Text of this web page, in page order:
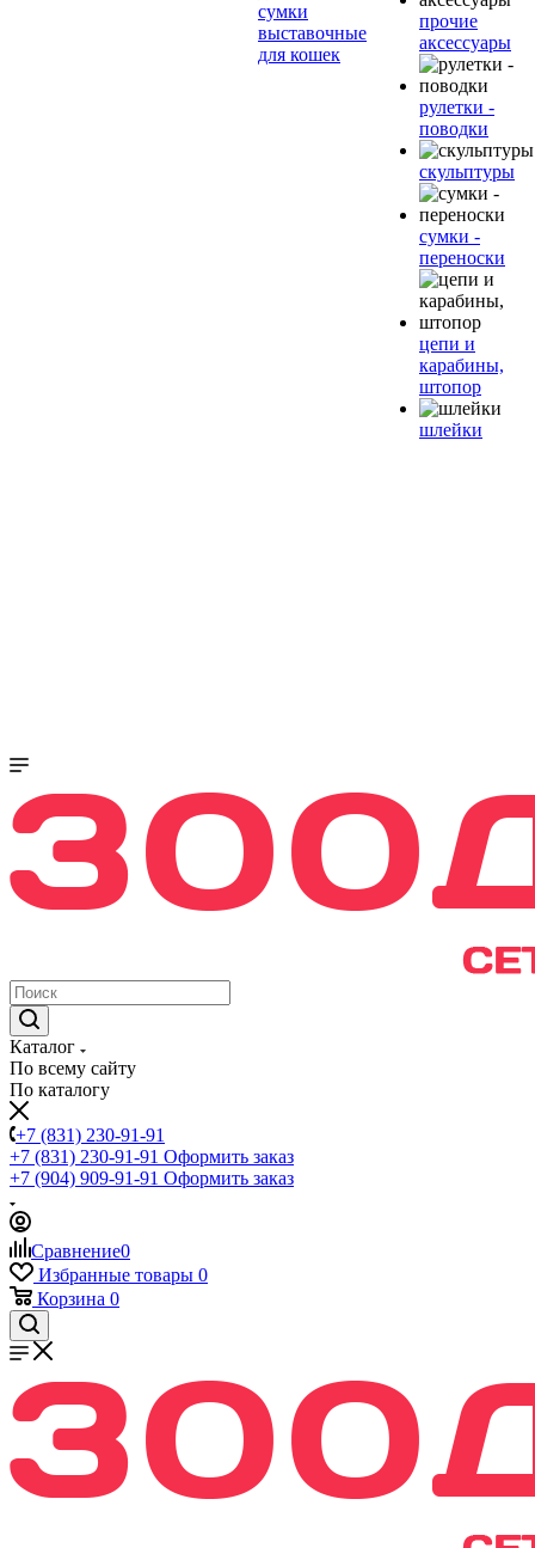
сумки
выставочные
для кошек
прочие
аксессуары
рулетки -
поводки
скульптуры
сумки -
переноски
цепи и
карабины,
штопор
шлейки
Каталог
По всему сайту
По каталогу
+7 (831) 230-91-91
+7 (831) 230-91-91 Оформить заказ
+7 (904) 909-91-91 Оформить заказ
Сравнение0
Избранные товары 0
Корзина 0